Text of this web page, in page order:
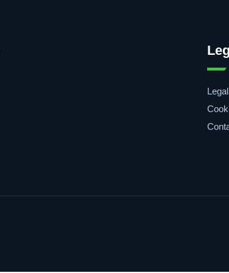
Legal